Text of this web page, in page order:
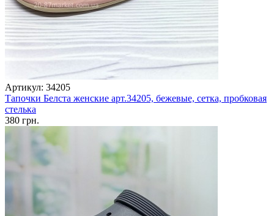
Артикул: 34205
Тапочки Белста женские арт.34205, бежевые, сетка, пробковая
стелька
380 грн.